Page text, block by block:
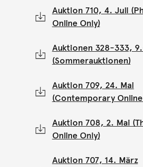
Auktion 710, 4. Juli
Online Only)
Auktionen 328-333,
(Sommerauktionen)
Auktion 709, 24. Mai
(Contemporary
Auktion 708, 2. Mai
Online Only)
Auktion 707, 14. März